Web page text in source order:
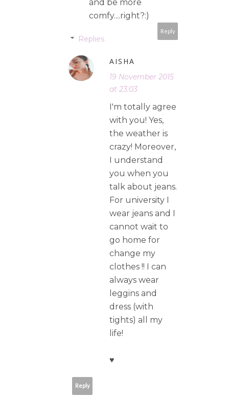
and be more
comfy....right?:)
Reply
Replies
AISHA
19 November 2015
at 23:03
I'm totally agree
with you! Yes,
the weather is
crazy! Moreover,
I understand
you when you
talk about jeans.
For university I
wear jeans and I
cannot wait to
go home for
change my
clothes !! I can
always wear
leggins and
dress (with
tights) all my
life!
♥
Reply